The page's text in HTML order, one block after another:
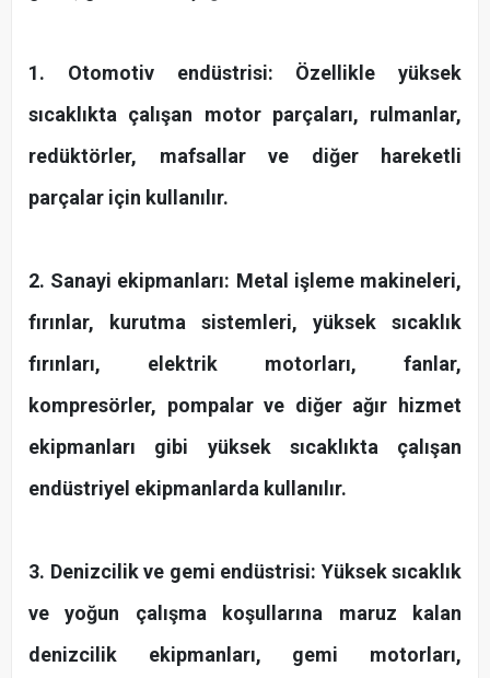
1. Otomotiv endüstrisi: Özellikle yüksek
sıcaklıkta çalışan motor parçaları, rulmanlar,
redüktörler, mafsallar ve diğer hareketli
parçalar için kullanılır.
2. Sanayi ekipmanları: Metal işleme makineleri,
fırınlar, kurutma sistemleri, yüksek sıcaklık
fırınları, elektrik motorları, fanlar,
kompresörler, pompalar ve diğer ağır hizmet
ekipmanları gibi yüksek sıcaklıkta çalışan
endüstriyel ekipmanlarda kullanılır.
3. Denizcilik ve gemi endüstrisi: Yüksek sıcaklık
ve yoğun çalışma koşullarına maruz kalan
denizcilik ekipmanları, gemi motorları,